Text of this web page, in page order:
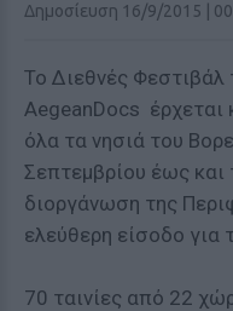
Δημοσίευση 16/9/2015 |
Το Διεθνές Φεστιβάλ
AegeanDocs έρχεται
όλα τα νησιά του
Σεπτεμβρίου έως και
διοργάνωση της
ελεύθερη είσοδο για
70 ταινίες από 22